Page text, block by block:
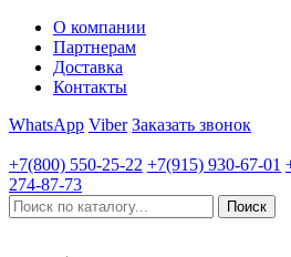
О компании
Партнерам
Доставка
Контакты
WhatsApp Viber Заказать звонок
+7(800) 550-25-22 +7(915) 930-67-01
274-87-73